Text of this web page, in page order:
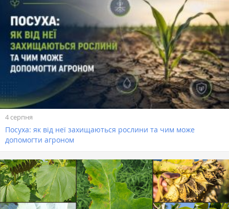
4 серпня
Посуха: як від неї захищаються рослини та чим може
допомогти агроном